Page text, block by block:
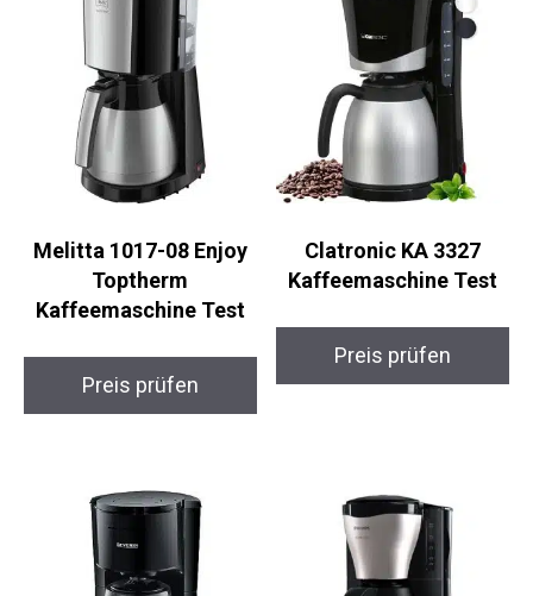
Melitta 1017-08 Enjoy
Toptherm
Kaffeemaschine Test
Preis prüfen
Clatronic KA 3327
Kaffeemaschine Test
Preis prüfen